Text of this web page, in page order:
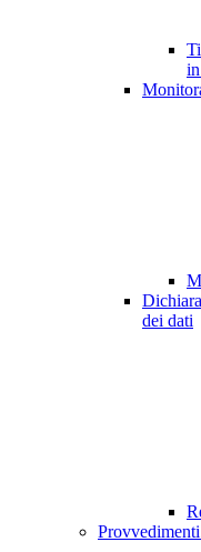
dei dati
Provvedimenti